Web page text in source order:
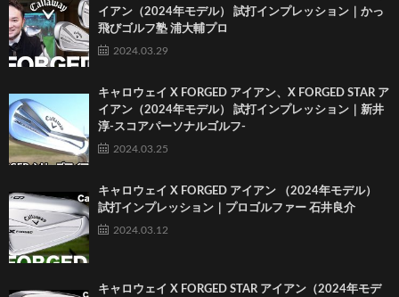
イアン（2024年モデル） 試打インプレッション｜かっ
飛びゴルフ塾 浦大輔プロ
2024.03.29
キャロウェイ X FORGED アイアン、X FORGED STAR ア
イアン（2024年モデル） 試打インプレッション｜新井
淳-スコアパーソナルゴルフ-
2024.03.25
キャロウェイ X FORGED アイアン （2024年モデル）
試打インプレッション｜プロゴルファー 石井良介
2024.03.12
キャロウェイ X FORGED STAR アイアン（2024年モデ